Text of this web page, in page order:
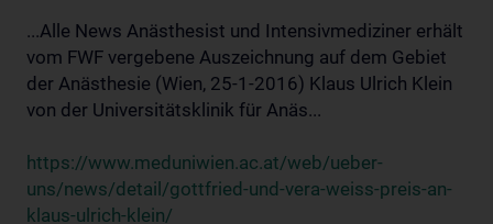
...Alle News Anästhesist und Intensivmediziner erhält
vom FWF vergebene Auszeichnung auf dem Gebiet
der Anästhesie (Wien, 25-1-2016) Klaus Ulrich Klein
von der Universitätsklinik für Anäs...
https://www.meduniwien.ac.at/web/ueber-
uns/news/detail/gottfried-und-vera-weiss-preis-an-
klaus-ulrich-klein/